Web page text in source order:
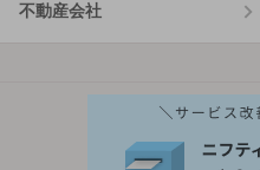
不動産会社